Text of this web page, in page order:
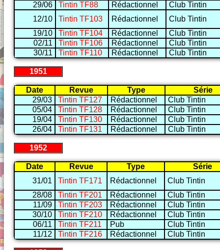
29/06
Tintin TF88 Rédactionnel
Club Tintin
12/10
Tintin TF103 Rédactionnel
Club Tintin
19/10
Tintin TF104 Rédactionnel
Club Tintin
02/11
Tintin TF106 Rédactionnel
Club Tintin
30/11
Tintin TF110 Rédactionnel Club Tintin
1951
Date Revue Type
Série
29/03
Tintin TF127 Rédactionnel
Club Tintin
05/04
Tintin TF128 Rédactionnel
Club Tintin
19/04
Tintin TF130 Rédactionnel
Club Tintin
26/04
Tintin TF131 Rédactionnel Club Tintin
1952
Date Revue Type
Série
31/01
Tintin TF171 Rédactionnel
Club Tintin
28/08
Tintin TF201 Rédactionnel
Club Tintin
11/09
Tintin TF203 Rédactionnel
Club Tintin
30/10
Tintin TF210 Rédactionnel
Club Tintin
06/11
Tintin TF211 Pub
Club Tintin
11/12
Tintin TF216 Rédactionnel Club Tintin